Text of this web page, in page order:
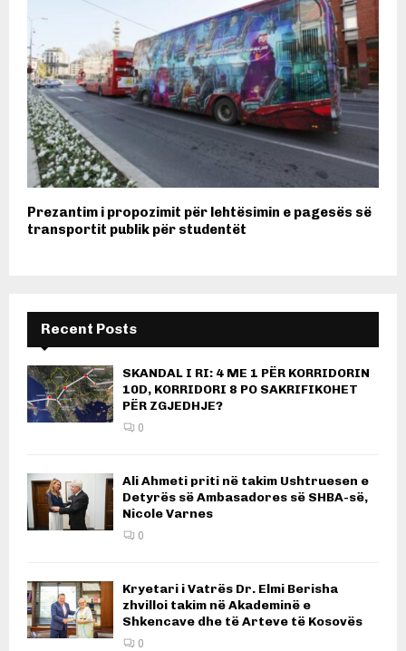
Prezantim i propozimit për lehtësimin e pagesës së
transportit publik për studentët
Recent Posts
SKANDAL I RI: 4 ME 1 PËR KORRIDORIN
10D, KORRIDORI 8 PO SAKRIFIKOHET
PËR ZGJEDHJE?
0
Ali Ahmeti priti në takim Ushtruesen e
Detyrës së Ambasadores së SHBA-së,
Nicole Varnes
0
Kryetari i Vatrës Dr. Elmi Berisha
zhvilloi takim në Akademinë e
Shkencave dhe të Arteve të Kosovës
0